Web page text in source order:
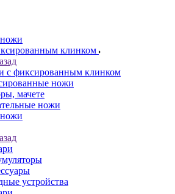
клинком
с фиксированным клинком
ножи
мачете
ножи
устройства